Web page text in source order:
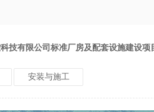
技有限公司标准厂房及配套设施建设项
安装与施工